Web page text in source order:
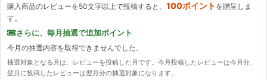
購入商品のレビューを50文字以上で投稿すると、 100ポイント を贈呈しま
す。
さらに、毎月抽選で追加ポイント
今月の抽選内容を取得できませんでした。
抽選対象となる月は、レビューを投稿した月です。今月投稿したレビューは今月分、
翌月に投稿したレビューは翌月分の抽選対象になります。